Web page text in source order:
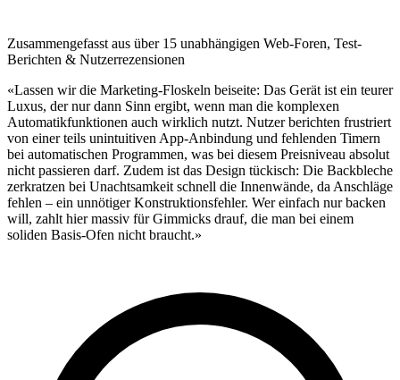
Zusammengefasst aus über 15 unabhängigen Web-Foren, Test-
Berichten & Nutzerrezensionen
«Lassen wir die Marketing-Floskeln beiseite: Das Gerät ist ein teurer
Luxus, der nur dann Sinn ergibt, wenn man die komplexen
Automatikfunktionen auch wirklich nutzt. Nutzer berichten frustriert
von einer teils unintuitiven App-Anbindung und fehlenden Timern
bei automatischen Programmen, was bei diesem Preisniveau absolut
nicht passieren darf. Zudem ist das Design tückisch: Die Backbleche
zerkratzen bei Unachtsamkeit schnell die Innenwände, da Anschläge
fehlen – ein unnötiger Konstruktionsfehler. Wer einfach nur backen
will, zahlt hier massiv für Gimmicks drauf, die man bei einem
soliden Basis-Ofen nicht braucht.»